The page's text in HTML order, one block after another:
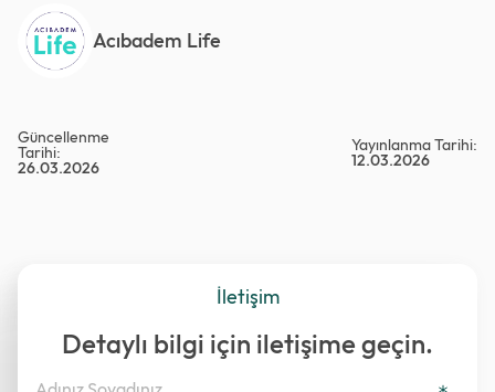
Acıbadem Life
Güncellenme
Tarihi:
26.03.2026
Yayınlanma Tarihi:
12.03.2026
İletişim
Detaylı bilgi için iletişime geçin.